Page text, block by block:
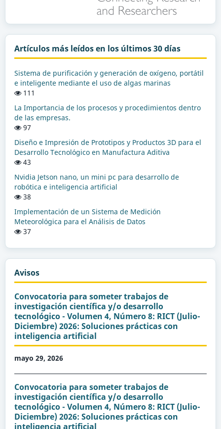
Artículos más leídos en los últimos 30 días
Sistema de purificación y generación de oxígeno, portátil
e inteligente mediante el uso de algas marinas
111
La Importancia de los procesos y procedimientos dentro
de las empresas.
97
Diseño e Impresión de Prototipos y Productos 3D para el
Desarrollo Tecnológico en Manufactura Aditiva
43
Nvidia Jetson nano, un mini pc para desarrollo de
robótica e inteligencia artificial
38
Implementación de un Sistema de Medición
Meteorológica para el Análisis de Datos
37
Avisos
Convocatoria para someter trabajos de
investigación científica y/o desarrollo
tecnológico - Volumen 4, Número 8: RICT (Julio-
Diciembre) 2026: Soluciones prácticas con
inteligencia artificial
mayo 29, 2026
Convocatoria para someter trabajos de
investigación científica y/o desarrollo
tecnológico - Volumen 4, Número 8: RICT (Julio-
Diciembre) 2026: Soluciones prácticas con
inteligencia artificial